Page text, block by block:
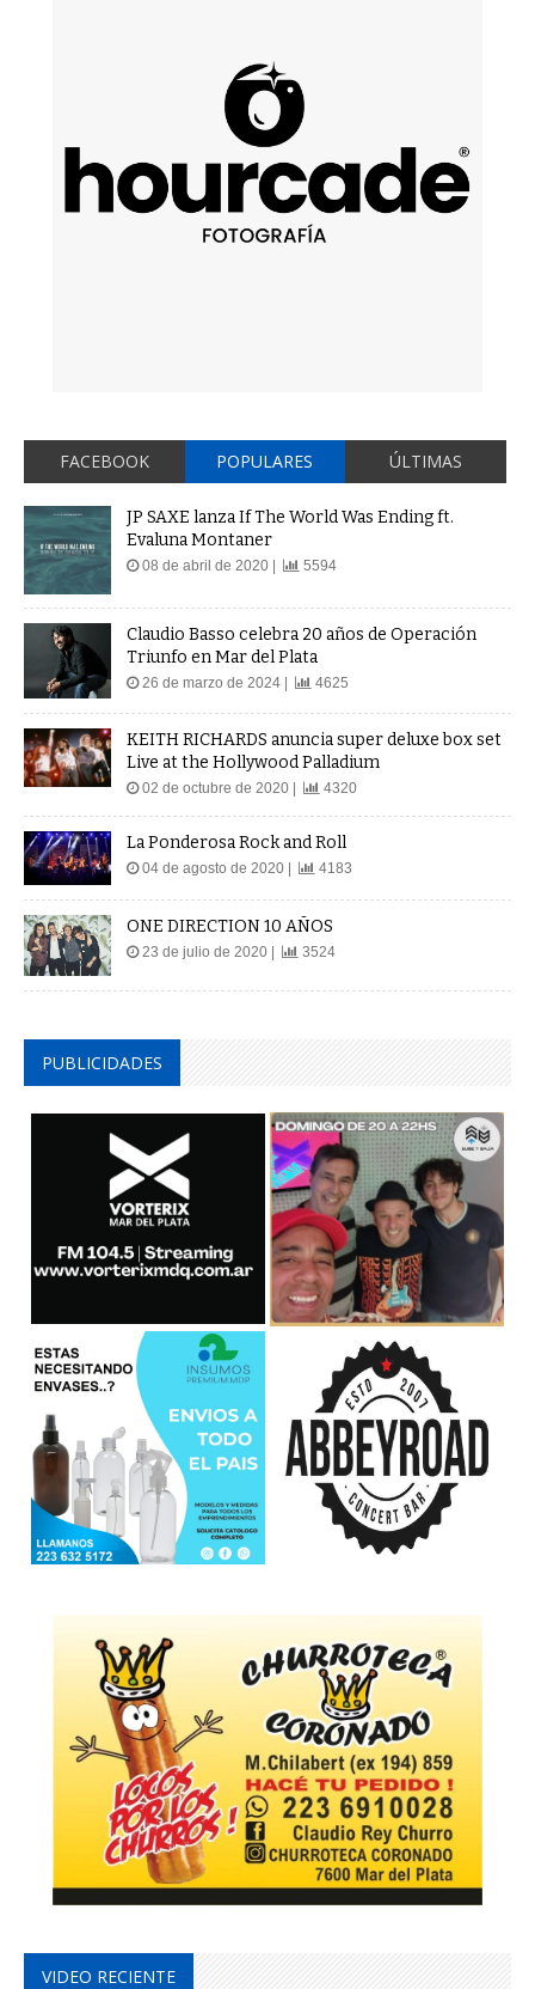
FACEBOOK POPULARES ÚLTIMAS
JP SAXE lanza If The World Was Ending ft.
Evaluna Montaner
08 de abril de 2020 | 5594
Claudio Basso celebra 20 años de Operación
Triunfo en Mar del Plata
26 de marzo de 2024 | 4625
KEITH RICHARDS anuncia super deluxe box set
Live at the Hollywood Palladium
02 de octubre de 2020 | 4320
La Ponderosa Rock and Roll
04 de agosto de 2020 | 4183
ONE DIRECTION 10 AÑOS
23 de julio de 2020 | 3524
PUBLICIDADES
VIDEO RECIENTE